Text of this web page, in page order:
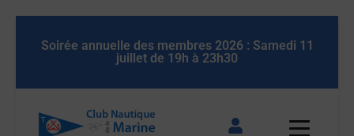
Soirée annuelle des membres 2026 : Samedi 11
juillet de 19h à 23h30